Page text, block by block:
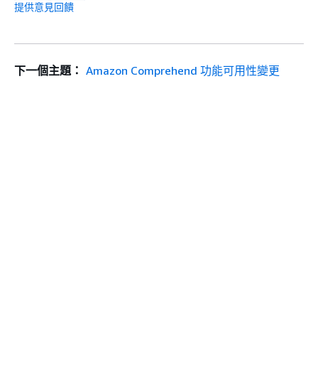
提供意見回饋
下一個主題： Amazon Comprehend 功能可用性變更